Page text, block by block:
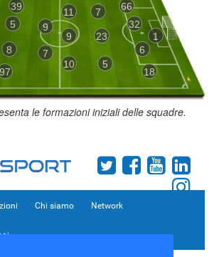
1
66
32
6
18
97
7
8
23
5
5
39 11
7
9
9
10
le formazioni iniziali delle squadre.
Chi siamo Network